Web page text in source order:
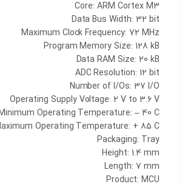
Core: ARM Cortex M3
Data Bus Width: 32 bit
Maximum Clock Frequency: 72 MHz
Program Memory Size: 128 kB
Data RAM Size: 20 kB
ADC Resolution: 12 bit
Number of I/Os: 37 I/O
Operating Supply Voltage: 2 V to 3.6 V
Operating Temperature: – 40 C
Operating Temperature: + 85 C
Packaging: Tray
Height: 1.4 mm
Length: 7 mm
Product: MCU